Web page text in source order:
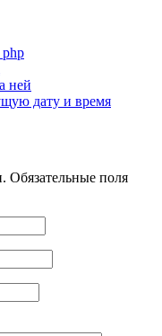
ней
дату и время
Обязательные поля